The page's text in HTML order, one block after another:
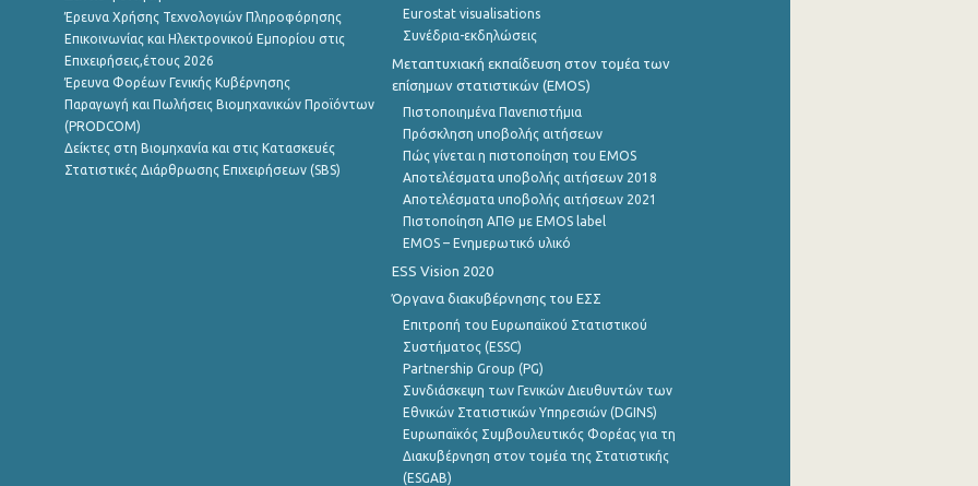
Έρευνα Χρήσης Τεχνολογιών Πληροφόρησης
Επικοινωνίας και Ηλεκτρονικού Εμπορίου στις
Επιχειρήσεις,έτους 2026
Έρευνα Φορέων Γενικής Κυβέρνησης
Παραγωγή και Πωλήσεις Βιομηχανικών Προϊόντων
(PRODCOM)
Δείκτες στη Βιομηχανία και στις Κατασκευές
Στατιστικές Διάρθρωσης Επιχειρήσεων (SBS)
Eurostat visualisations
Συνέδρια-εκδηλώσεις
Μεταπτυχιακή εκπαίδευση στον τομέα των
επίσημων στατιστικών (EMOS)
Πιστοποιημένα Πανεπιστήμια
Πρόσκληση υποβολής αιτήσεων
Πώς γίνεται η πιστοποίηση του EMOS
Αποτελέσματα υποβολής αιτήσεων 2018
Αποτελέσματα υποβολής αιτήσεων 2021
Πιστοποίηση ΑΠΘ με EMOS label
EMOS – Ενημερωτικό υλικό
ESS Vision 2020
Όργανα διακυβέρνησης του ΕΣΣ
Επιτροπή του Ευρωπαϊκού Στατιστικού
Συστήματος (ESSC)
Partnership Group (PG)
Συνδιάσκεψη των Γενικών Διευθυντών των
Εθνικών Στατιστικών Υπηρεσιών (DGINS)
Ευρωπαϊκός Συμβουλευτικός Φορέας για τη
Διακυβέρνηση στον τομέα της Στατιστικής
(ESGAB)